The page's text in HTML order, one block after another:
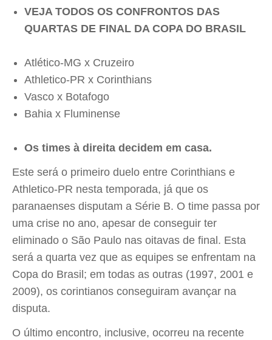
VEJA TODOS OS CONFRONTOS DAS
QUARTAS DE FINAL DA COPA DO BRASIL
Atlético-MG x Cruzeiro
Athletico-PR x Corinthians
Vasco x Botafogo
Bahia x Fluminense
Os times à direita decidem em casa.
Este será o primeiro duelo entre Corinthians e
Athletico-PR nesta temporada, já que os
paranaenses disputam a Série B. O time passa por
uma crise no ano, apesar de conseguir ter
eliminado o São Paulo nas oitavas de final. Esta
será a quarta vez que as equipes se enfrentam na
Copa do Brasil; em todas as outras (1997, 2001 e
2009), os corintianos conseguiram avançar na
disputa.
O último encontro, inclusive, ocorreu na recente